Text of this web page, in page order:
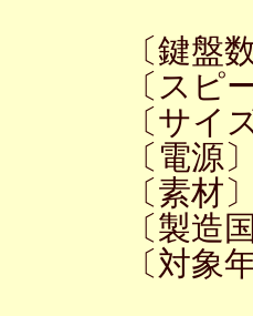
〔鍵盤
〔スピ
〔サイ
〔電源
〔素材
〔製造
〔対象